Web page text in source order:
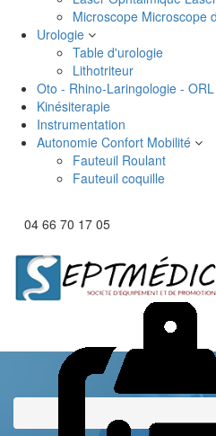
Microscope Microscope
Urologie
Table d'urologie
Lithotriteur
Oto - Rhino-Laringologie - ORL
Kinésiterapie
Instrumentation
Autonomie Confort Mobilité
Fauteuil Roulant
Fauteuil coquille
04 66 70 17 05